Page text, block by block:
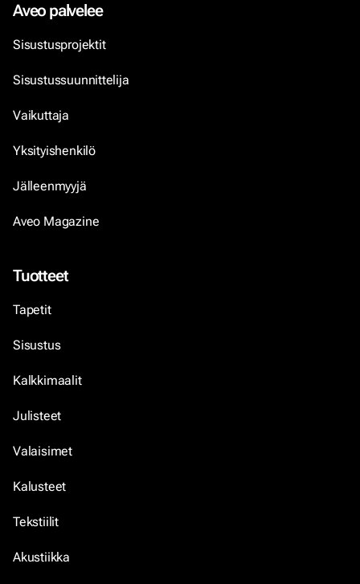
Aveo palvelee
Sisustusprojektit
Sisustussuunnittelija
Vaikuttaja
Yksityishenkilö
Jälleenmyyjä
Aveo Magazine
Tuotteet
Tapetit
Sisustus
Kalkkimaalit
Julisteet
Valaisimet
Kalusteet
Tekstiilit
Akustiikka